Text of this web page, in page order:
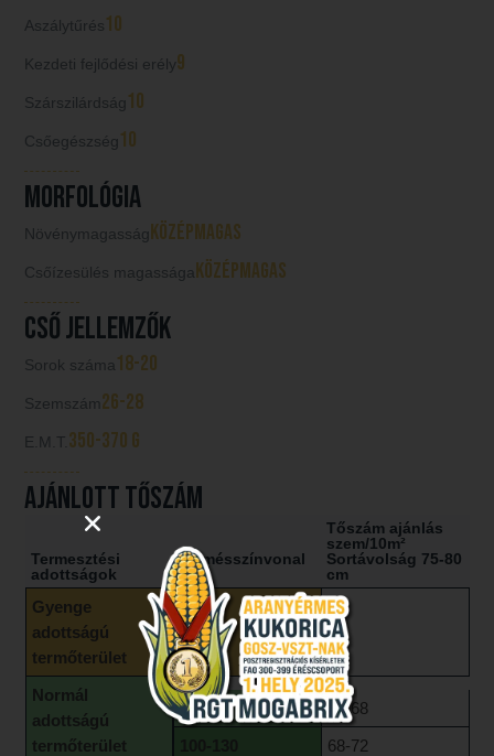
Aszálytűrés10
Kezdeti fejlődési erély9
Szárszilárdság10
Csőegészség10
Morfológia
Növénymagasságközépmagas
Csőízesülés magasságaközépmagas
Cső jellemzők
Sorok száma 18-20
Szemszám 26-28
E.M.T. 350-370 g
AJÁNLOTT TŐSZÁM
Termesztési
adottságok
Termésszínvonal
q/h
Tőszám ajánlás
szem/10m²
Sortávolság 75-80
cm
Gyenge
adottságú
termőterület
<70 65
Normál
adottságú
termőterület
70-100
65-68
68-72